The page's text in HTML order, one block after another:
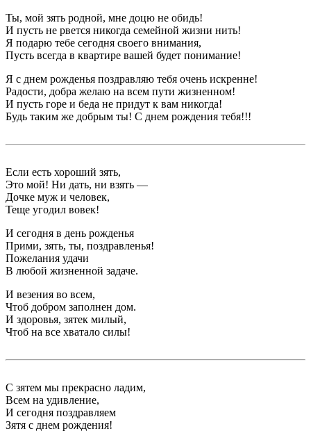
Ты, мой зять родной, мне доцю не обидь!
И пусть не рвется никогда семейной жизни нить!
Я подарю тебе сегодня своего внимания,
Пусть всегда в квартире вашей будет понимание!
Я с днем рожденья поздравляю тебя очень искренне!
Радости, добра желаю на всем пути жизненном!
И пусть горе и беда не придут к вам никогда!
Будь таким же добрым ты! С днем рождения тебя!!!
Если есть хороший зять,
Это мой! Ни дать, ни взять —
Дочке муж и человек,
Теще угодил вовек!
И сегодня в день рожденья
Прими, зять, ты, поздравленья!
Пожелания удачи
В любой жизненной задаче.
И везения во всем,
Чтоб добром заполнен дом.
И здоровья, зятек милый,
Чтоб на все хватало силы!
С зятем мы прекрасно ладим,
Всем на удивление,
И сегодня поздравляем
Зятя с днем рождения!